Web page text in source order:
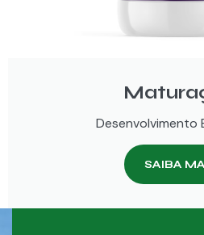
Desenvolvimento
SAIBA